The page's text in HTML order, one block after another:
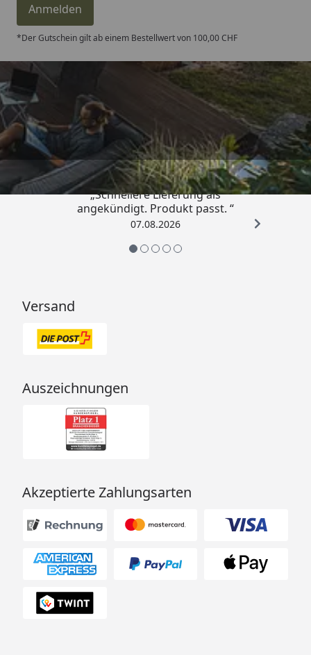
Anmelden
*Der Gutschein gilt ab einem Bestellwert von 100,00 CHF
Trusted Shops
4,81/ 5
„Schnellere Lieferung als
angekündigt. Produkt passt. “
07.08.2026
Versand
Auszeichnungen
Akzeptierte Zahlungsarten